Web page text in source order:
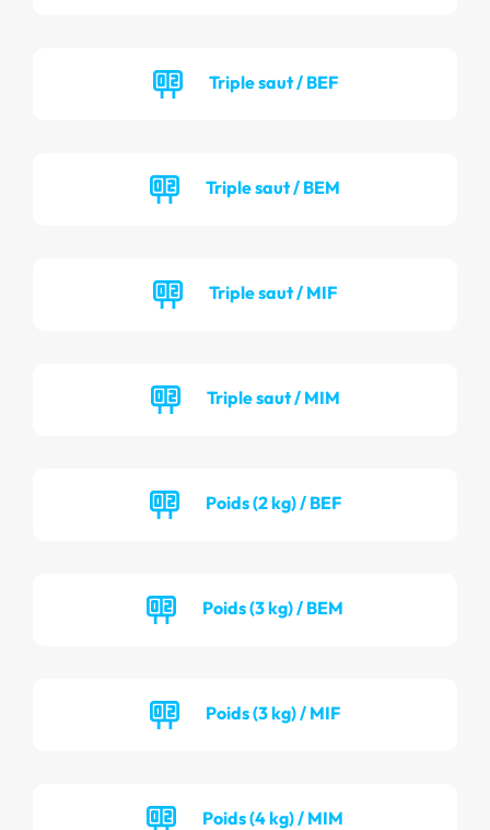
Triple saut / BEF
Triple saut / BEM
Triple saut / MIF
Triple saut / MIM
Poids (2 kg) / BEF
Poids (3 kg) / BEM
Poids (3 kg) / MIF
Poids (4 kg) / MIM